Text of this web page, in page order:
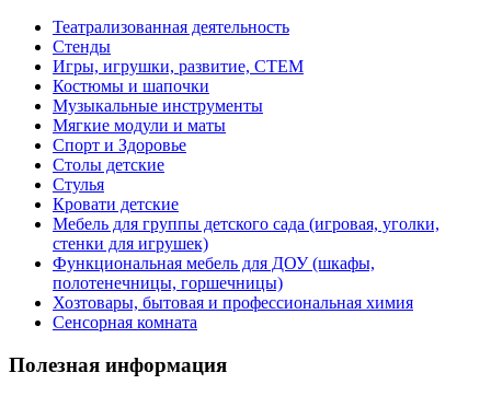
Театрализованная деятельность
Стенды
Игры, игрушки, развитие, СТЕМ
Костюмы и шапочки
Музыкальные инструменты
Мягкие модули и маты
Спорт и Здоровье
Столы детские
Стулья
Кровати детские
Мебель для группы детского сада (игровая, уголки,
стенки для игрушек)
Функциональная мебель для ДОУ (шкафы,
полотенечницы, горшечницы)
Хозтовары, бытовая и профессиональная химия
Сенсорная комната
Полезная информация